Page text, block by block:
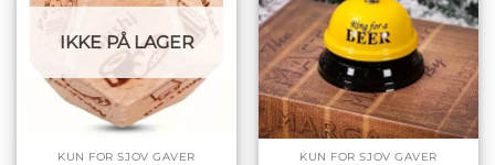
IKKE PÅ LAGER
KUN FOR SJOV GAVER KUN FOR SJOV GAVER